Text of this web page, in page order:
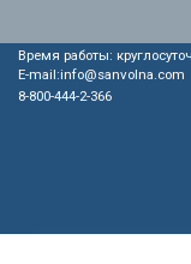
Время работы:
E-mail:info@sanvolna.com
8-800-444-2-366